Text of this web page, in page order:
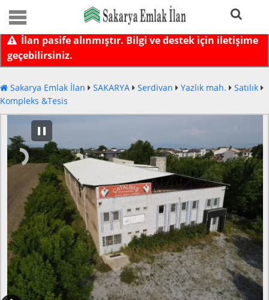
İlan pasife alınmıştır. Bilgi ve destek için iletişime
geçebilirsiniz.
Sakarya Emlak İlan SAKARYA Serdivan Yazlık mah.
Satılık
Kompleks &Tesis